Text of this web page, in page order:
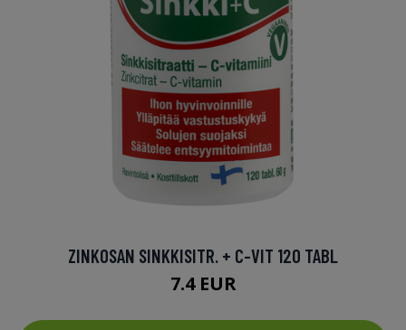
ZINKOSAN SINKKISITR. + C-VIT 120 TABL
7.4 EUR